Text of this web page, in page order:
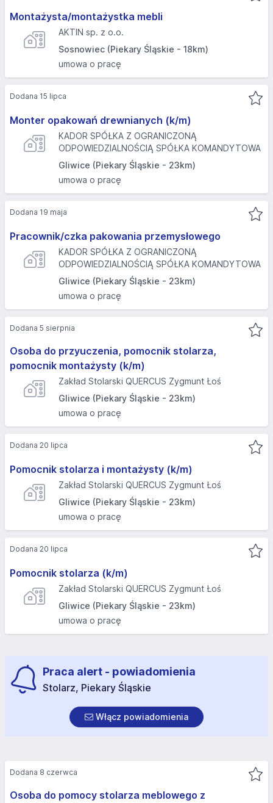
Montażysta/montażystka mebli
AKTIN sp. z o.o.
Sosnowiec (Piekary Śląskie - 18km)
umowa o pracę
Monter opakowań drewnianych (k/m)
KADOR SPÓŁKA Z OGRANICZONĄ
ODPOWIEDZIALNOŚCIĄ SPÓŁKA KOMANDYTOWA
Gliwice (Piekary Śląskie - 23km)
umowa o pracę
Dodana 15 lipca
Pracownik/czka pakowania przemysłowego
KADOR SPÓŁKA Z OGRANICZONĄ
ODPOWIEDZIALNOŚCIĄ SPÓŁKA KOMANDYTOWA
Gliwice (Piekary Śląskie - 23km)
umowa o pracę
Dodana 19 maja
Osoba do przyuczenia, pomocnik stolarza,
pomocnik montażysty (k/m)
Zakład Stolarski QUERCUS Zygmunt Łoś
Gliwice (Piekary Śląskie - 23km)
umowa o pracę
Dodana 5 sierpnia
Pomocnik stolarza i montażysty (k/m)
Zakład Stolarski QUERCUS Zygmunt Łoś
Gliwice (Piekary Śląskie - 23km)
umowa o pracę
Dodana 20 lipca
Pomocnik stolarza (k/m)
Zakład Stolarski QUERCUS Zygmunt Łoś
Gliwice (Piekary Śląskie - 23km)
umowa o pracę
Dodana 20 lipca
Praca alert - powiadomienia
Stolarz, Piekary Śląskie
Włącz powiadomienia
Osoba do pomocy stolarza meblowego z
Dodana 8 czerwca